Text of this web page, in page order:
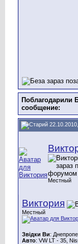
Поблагодарили
сообщение:
Местный
Виктория
Местный
Звідки Ви:
Авто: VW LT - 35,